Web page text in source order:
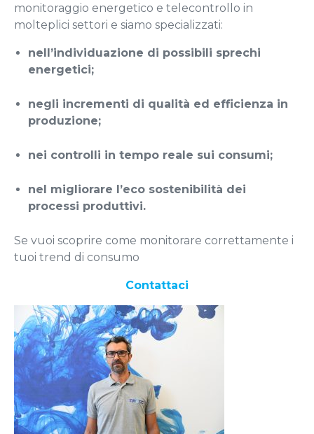
monitoraggio energetico e telecontrollo in
molteplici settori e siamo specializzati:
nell’individuazione di possibili sprechi
energetici;
negli incrementi di qualità ed efficienza in
produzione;
nei controlli in tempo reale sui consumi;
nel migliorare l’eco sostenibilità dei
processi produttivi.
Se vuoi scoprire come monitorare correttamente i
tuoi trend di consumo
Contattaci